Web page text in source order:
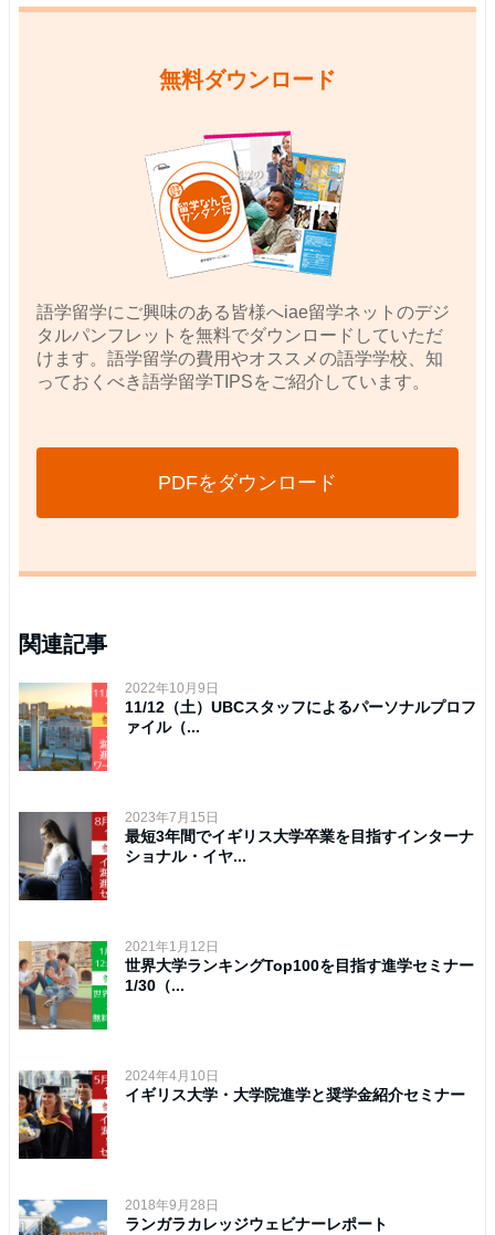
無料ダウンロード
語学留学にご興味のある皆様へiae留学ネットのデジ
タルパンフレットを無料でダウンロードしていただ
けます。語学留学の費用やオススメの語学学校、知
っておくべき語学留学TIPSをご紹介しています。
PDFをダウンロード
関連記事
2022年10月9日
11/12（土）UBCスタッフによるパーソナルプロフ
ァイル（...
2023年7月15日
最短3年間でイギリス大学卒業を目指すインターナ
ショナル・イヤ...
2021年1月12日
世界大学ランキングTop100を目指す進学セミナー
1/30（...
2024年4月10日
イギリス大学・大学院進学と奨学金紹介セミナー
2018年9月28日
ランガラカレッジウェビナーレポート